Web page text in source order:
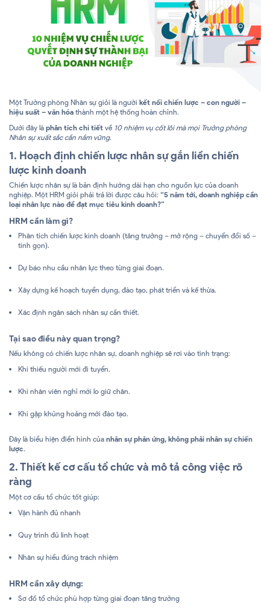
Một Trưởng phòng Nhân sự giỏi là người kết nối chiến lược – con người –
hiệu suất – văn hóa thành một hệ thống hoàn chỉnh.
Dưới đây là phân tích chi tiết về 10 nhiệm vụ cốt lõi mà mọi Trưởng phòng
Nhân sự xuất sắc cần nắm vững.
1. Hoạch định chiến lược nhân sự gắn liền chiến
lược kinh doanh
Chiến lược nhân sự là bản định hướng dài hạn cho nguồn lực của doanh
nghiệp. Một HRM giỏi phải trả lời được câu hỏi: “5 năm tới, doanh nghiệp cần
loại nhân lực nào để đạt mục tiêu kinh doanh?”
HRM cần làm gì?
Phân tích chiến lược kinh doanh (tăng trưởng – mở rộng – chuyển đổi số –
tinh gọn).
Dự báo nhu cầu nhân lực theo từng giai đoạn.
Xây dựng kế hoạch tuyển dụng, đào tạo, phát triển và kế thừa.
Xác định ngân sách nhân sự cần thiết.
Tại sao điều này quan trọng?
Nếu không có chiến lược nhân sự, doanh nghiệp sẽ rơi vào tình trạng:
Khi thiếu người mới đi tuyển.
Khi nhân viên nghỉ mới lo giữ chân.
Khi gặp khủng hoảng mới đào tạo.
Đây là biểu hiện điển hình của nhân sự phản ứng, không phải nhân sự chiến
lược.
2. Thiết kế cơ cấu tổ chức và mô tả công việc rõ
ràng
Một cơ cấu tổ chức tốt giúp:
Vận hành đủ nhanh
Quy trình đủ linh hoạt
Nhân sự hiểu đúng trách nhiệm
HRM cần xây dựng:
Sơ đồ tổ chức phù hợp từng giai đoạn tăng trưởng